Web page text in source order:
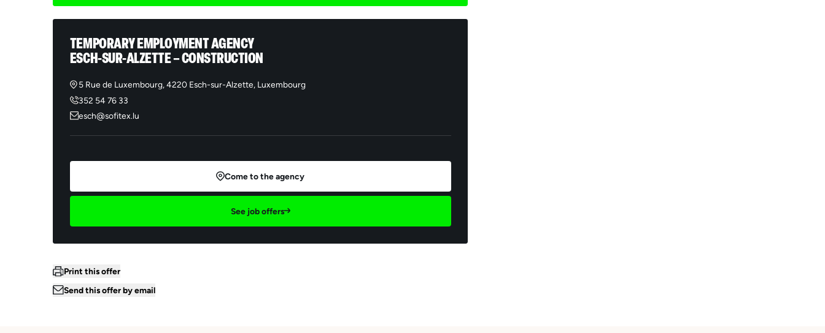
TEMPORARY EMPLOYMENT AGENCY
ESCH-SUR-ALZETTE – CONSTRUCTION
5 Rue de Luxembourg, 4220 Esch-sur-Alzette, Luxembourg
352 54 76 33
esch@sofitex.lu
Come to the agency
See job offers
Print this offer
Send this offer by email